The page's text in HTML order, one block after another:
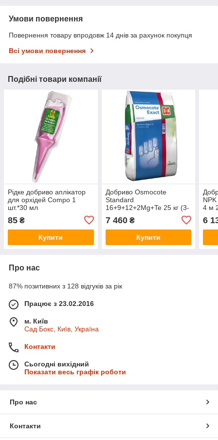
Умови повернення
Повернення товару впродовж 14 днів за рахунок покупця
Всі умови повернення
Подібні товари компанії
Рідке добриво аплікатор
для орхідей Compo 1
шт.*30 мл
85 ₴
Купити
Добриво Osmocote
Standard
16+9+12+2Mg+Te 25 кг (3-
7 460₴
Купити
4 м
6
Про нас
87% позитивних з 128 відгуків за рік
Працює з 23.02.2016
м. Київ
Сад Бокс, Київ, Україна
Контакти
Сьогодні вихідний
Показати весь графік роботи
Про нас
Контакти